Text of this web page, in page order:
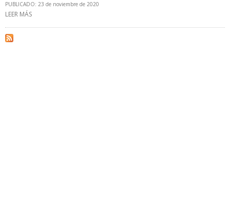
PUBLICADO: 23 de noviembre de 2020
LEER MÁS